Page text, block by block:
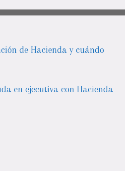
de Hacienda y cuándo
en ejecutiva con Hacienda